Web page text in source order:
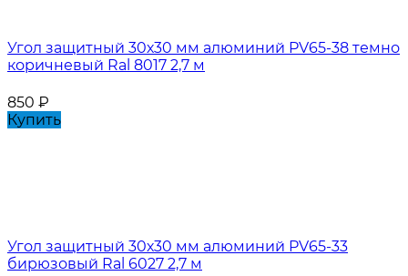
Угол защитный 30х30 мм алюминий PV65-38 темно
коричневый Ral 8017 2,7 м
850 ₽
Купить
Угол защитный 30х30 мм алюминий PV65-33
бирюзовый Ral 6027 2,7 м